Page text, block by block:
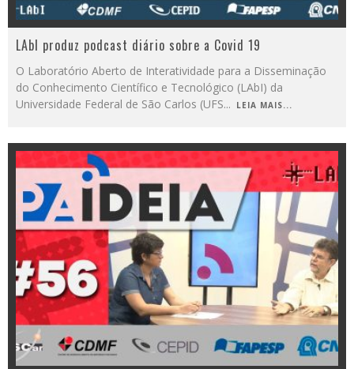
LAbI produz podcast diário sobre a Covid 19
O Laboratório Aberto de Interatividade para a Disseminação
do Conhecimento Científico e Tecnológico (LAbI) da
Universidade Federal de São Carlos (UFS... LEIA MAIS...